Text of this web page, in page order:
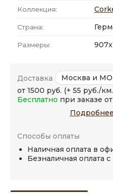
Коллекция:
Страна:
Размеры:
Доставка
Москва и МО
от 1500 руб. (+ 55 руб./
Бесплатно при заказе
Способы оплаты
Наличная оплата в
Безналичная оплата